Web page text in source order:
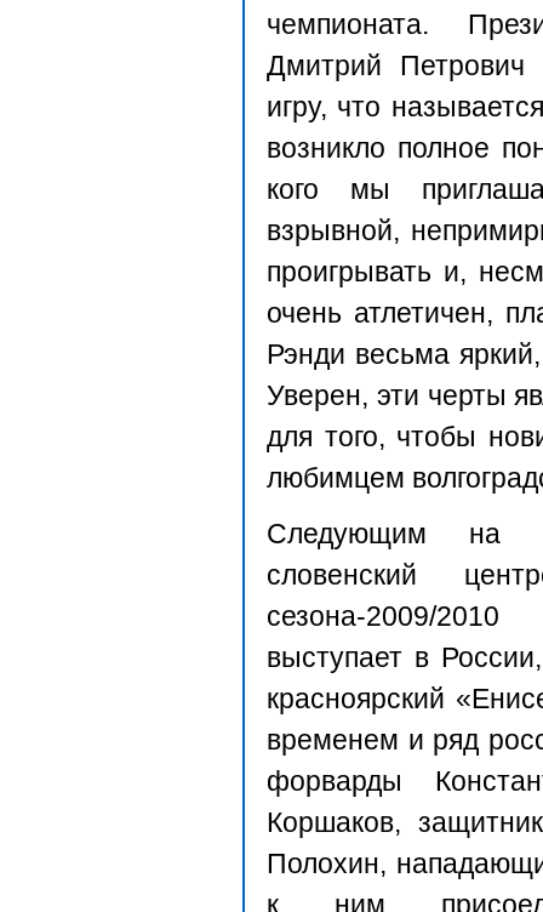
чемпионата.
Дмитрий Петрович
игру, что
возникло полное
кого мы
взрывной,
проигрывать и,
очень атлетичен,
Рэнди весьма
Уверен, эти черты
для того, чтобы
любимцем
Следующим на
словенский
сезона-2009/
выступает в
красноярский
временем и ряд
форварды
Коршаков,
Полохин,
к ним